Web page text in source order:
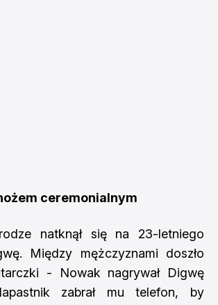
ceremonialnym
natknął się na 23-letniego
Między mężczyznami doszło
- Nowak nagrywał Digwę
zabrał mu telefon, by